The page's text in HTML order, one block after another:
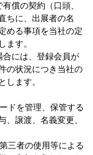
償の契約（口頭、
ちに、出展者の名
める事項を当社の定
ます。
には、登録会員が
の状況につき当社の
します。
ドを管理、保管する
、譲渡、名義変更、
三者の使用等による